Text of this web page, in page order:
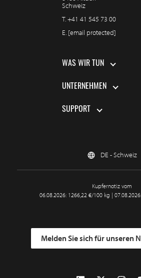
Schweiz
T.+41 41 545 73 00
E. [email protected]
WAS WIR TUN
UNTERNEHMEN
SUPPORT
DE - Schweiz
Kupfernotiz vom
06.08.2026: 1266,22 €/100 kg |
Melden Sie sich für unseren